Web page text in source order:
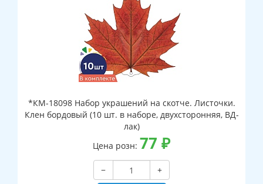
*КМ-18098 Набор украшений на скотче. Листочки.
Клен бордовый (10 шт. в наборе, двухсторонняя, ВД-
лак)
Цена розн: 77 ₽
−
+